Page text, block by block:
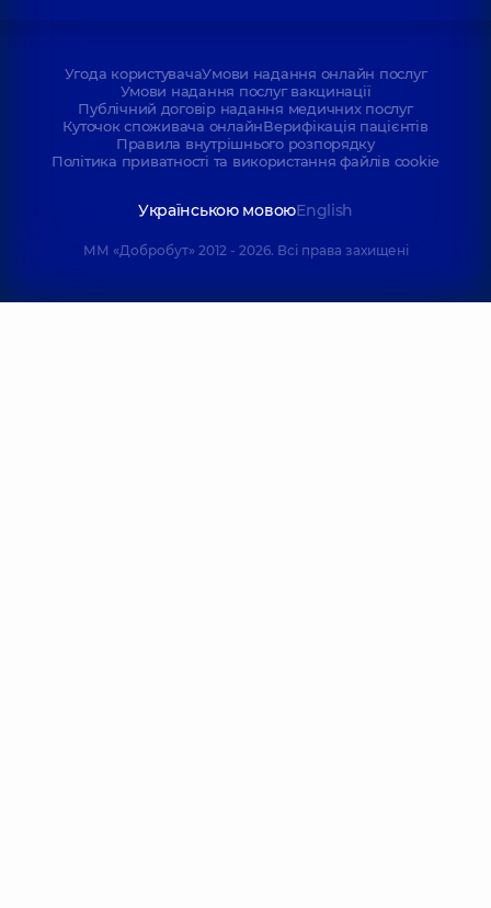
Угода користувачаУмови надання онлайн послуг
Умови надання послуг вакцинації
Публічний договір надання медичних послуг
Куточок споживача онлайнВерифікація пацієнтів
Правила внутрішнього розпорядку
Політика приватності та використання файлів cookie
Українською мовоюEnglish
ММ «Добробут» 2012 - 2026. Всі права захищені